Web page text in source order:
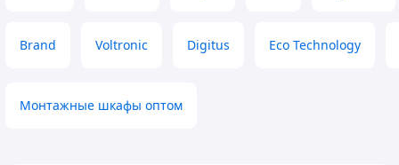
Brand Voltronic Digitus Eco Technology
Монтажные шкафы оптом